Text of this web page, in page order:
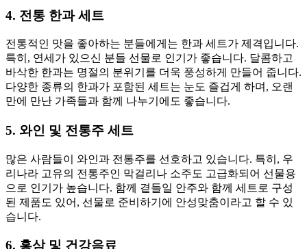
4. 전통 한과 세트
전통적인 맛을 좋아하는 분들에게는 한과 세트가 제격입니다.
특히, 연세가 있으신 분들 선물로 인기가 좋습니다. 달콤하고
바삭한 한과는 명절의 분위기를 더욱 풍성하게 만들어 줍니다.
다양한 종류의 한과가 포함된 세트는 눈도 즐겁게 하며, 오랜
만에 만난 가족들과 함께 나누기에도 좋습니다.
5. 와인 및 전통주 세트
많은 사람들이 와인과 전통주를 선호하고 있습니다. 특히, 우
리나라 고유의 전통주인 막걸리나 소주도 고급화되어 선물용
으로 인기가 높습니다. 함께 곁들일 안주와 함께 세트로 구성
된 제품도 있어, 선물로 준비하기에 안성맞춤이라고 할 수 있
습니다.
6. 홍삼 및 건강음료